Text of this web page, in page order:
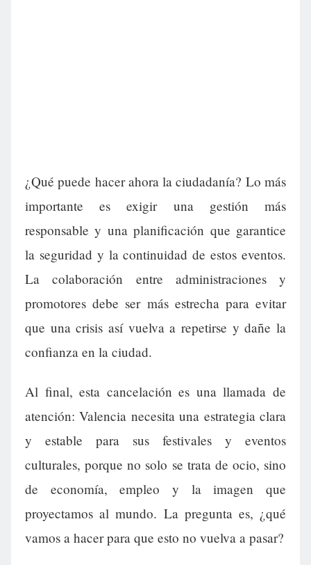
¿Qué puede hacer ahora la ciudadanía? Lo más
importante es exigir una gestión más
responsable y una planificación que garantice
la seguridad y la continuidad de estos eventos.
La colaboración entre administraciones y
promotores debe ser más estrecha para evitar
que una crisis así vuelva a repetirse y dañe la
confianza en la ciudad.
Al final, esta cancelación es una llamada de
atención: Valencia necesita una estrategia clara
y estable para sus festivales y eventos
culturales, porque no solo se trata de ocio, sino
de economía, empleo y la imagen que
proyectamos al mundo. La pregunta es, ¿qué
vamos a hacer para que esto no vuelva a pasar?